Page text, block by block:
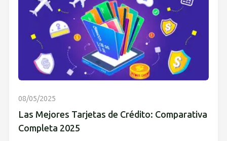
08/05/2025
Las Mejores Tarjetas de Crédito: Comparativa
Completa 2025